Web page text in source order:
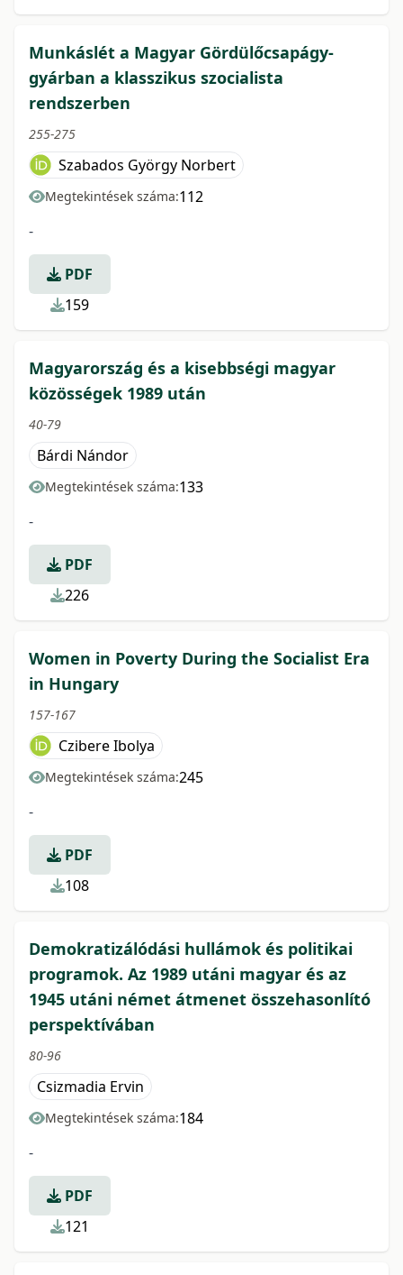
Munkáslét a Magyar Gördülőcsapágy-
gyárban a klasszikus szocialista
rendszerben
255-275
Szabados György Norbert
Megtekintések száma:112
-
PDF
159
Magyarország és a kisebbségi magyar
közösségek 1989 után
40-79
Bárdi Nándor
Megtekintések száma:133
-
PDF
226
Women in Poverty During the Socialist Era
in Hungary
157-167
Czibere Ibolya
Megtekintések száma:245
-
PDF
108
Demokratizálódási hullámok és politikai
programok. Az 1989 utáni magyar és az
1945 utáni német átmenet összehasonlító
perspektívában
80-96
Csizmadia Ervin
Megtekintések száma:184
-
PDF
121